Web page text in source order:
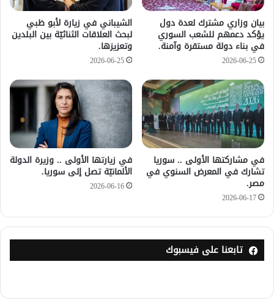
بيان وزاري مشترك لعدة دول
يؤكد دعمهم للشعب السوري
في بناء دولة مستقرة وآمنة.
2026-06-25
الشيباني في زيارة لأبو ظبي
لبحث العلاقات الثنائيّة بين البلدين
وتعزيزها.
2026-06-25
في مشاركتها الأولى .. سوريا
تشارك في المعرض السنوي في
مصر.
2026-06-17
في زيارتها الأولى .. وزيرة الدولة
الألمانيّة تصل إلى سوريا.
2026-06-16
تابعنا على فيسبوك